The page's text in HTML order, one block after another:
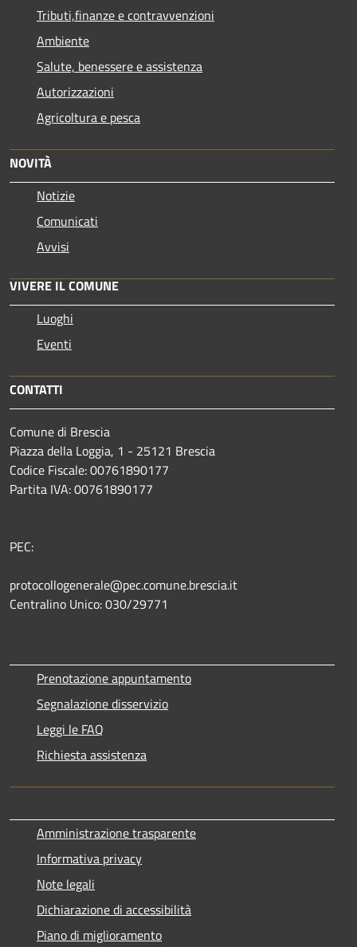
Tributi,finanze e contravvenzioni
Ambiente
Salute, benessere e assistenza
Autorizzazioni
Agricoltura e pesca
NOVITÀ
Notizie
Comunicati
Avvisi
VIVERE IL COMUNE
Luoghi
Eventi
CONTATTI
Comune di Brescia
Piazza della Loggia, 1 - 25121 Brescia
Codice Fiscale: 00761890177
Partita IVA: 00761890177
PEC:
protocollogenerale@pec.comune.brescia.it
Centralino Unico: 030/29771
Prenotazione appuntamento
Segnalazione disservizio
Leggi le FAQ
Richiesta assistenza
Amministrazione trasparente
Informativa privacy
Note legali
Dichiarazione di accessibilità
Piano di miglioramento